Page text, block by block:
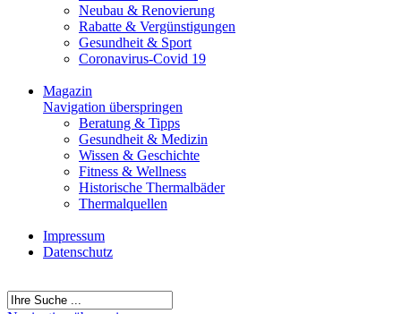
Neubau & Renovierung
Rabatte & Vergünstigungen
Gesundheit & Sport
Coronavirus-Covid 19
Magazin
Navigation überspringen
Beratung & Tipps
Gesundheit & Medizin
Wissen & Geschichte
Fitness & Wellness
Historische Thermalbäder
Thermalquellen
Impressum
Datenschutz